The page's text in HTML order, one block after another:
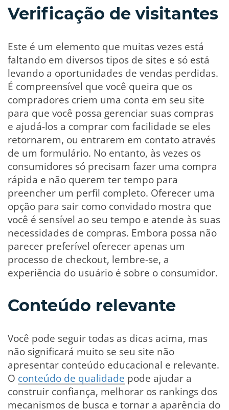
Verificação de visitantes
Este é um elemento que muitas vezes está
faltando em diversos tipos de sites e só está
levando a oportunidades de vendas perdidas.
É compreensível que você queira que os
compradores criem uma conta em seu site
para que você possa gerenciar suas compras
e ajudá-los a comprar com facilidade se eles
retornarem, ou entrarem em contato através
de um formulário. No entanto, às vezes os
consumidores só precisam fazer uma compra
rápida e não querem ter tempo para
preencher um perfil completo. Oferecer uma
opção para sair como convidado mostra que
você é sensível ao seu tempo e atende às suas
necessidades de compras. Embora possa não
parecer preferível oferecer apenas um
processo de checkout, lembre-se, a
experiência do usuário é sobre o consumidor.
Conteúdo relevante
Você pode seguir todas as dicas acima, mas
não significará muito se seu site não
apresentar conteúdo educacional e relevante.
O conteúdo de qualidade pode ajudar a
construir confiança, melhorar os rankings dos
mecanismos de busca e tornar a aparência do